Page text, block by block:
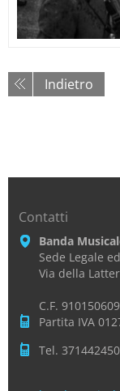
Indietro
Contatti
Banda
Sede Legale
Via della
C.F.
Partita IVA
Tel.